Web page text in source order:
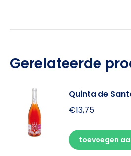
Gerelateerde
Quinta de
€13,75
toevoegen